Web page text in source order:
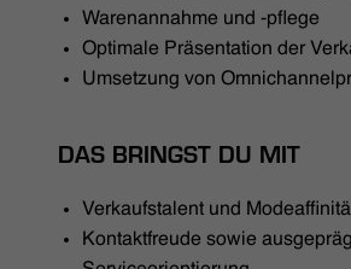
Warenannahme und -pflege
Optimale Präsentation der
Umsetzung von
DAS BRINGST DU MIT
Verkaufstalent und
Kontaktfreude sowie